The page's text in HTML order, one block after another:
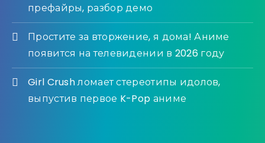
префайры, разбор демо
Простите за вторжение, я дома! Аниме
появится на телевидении в 2026 году
Girl Crush ломает стереотипы идолов,
выпустив первое K-Pop аниме